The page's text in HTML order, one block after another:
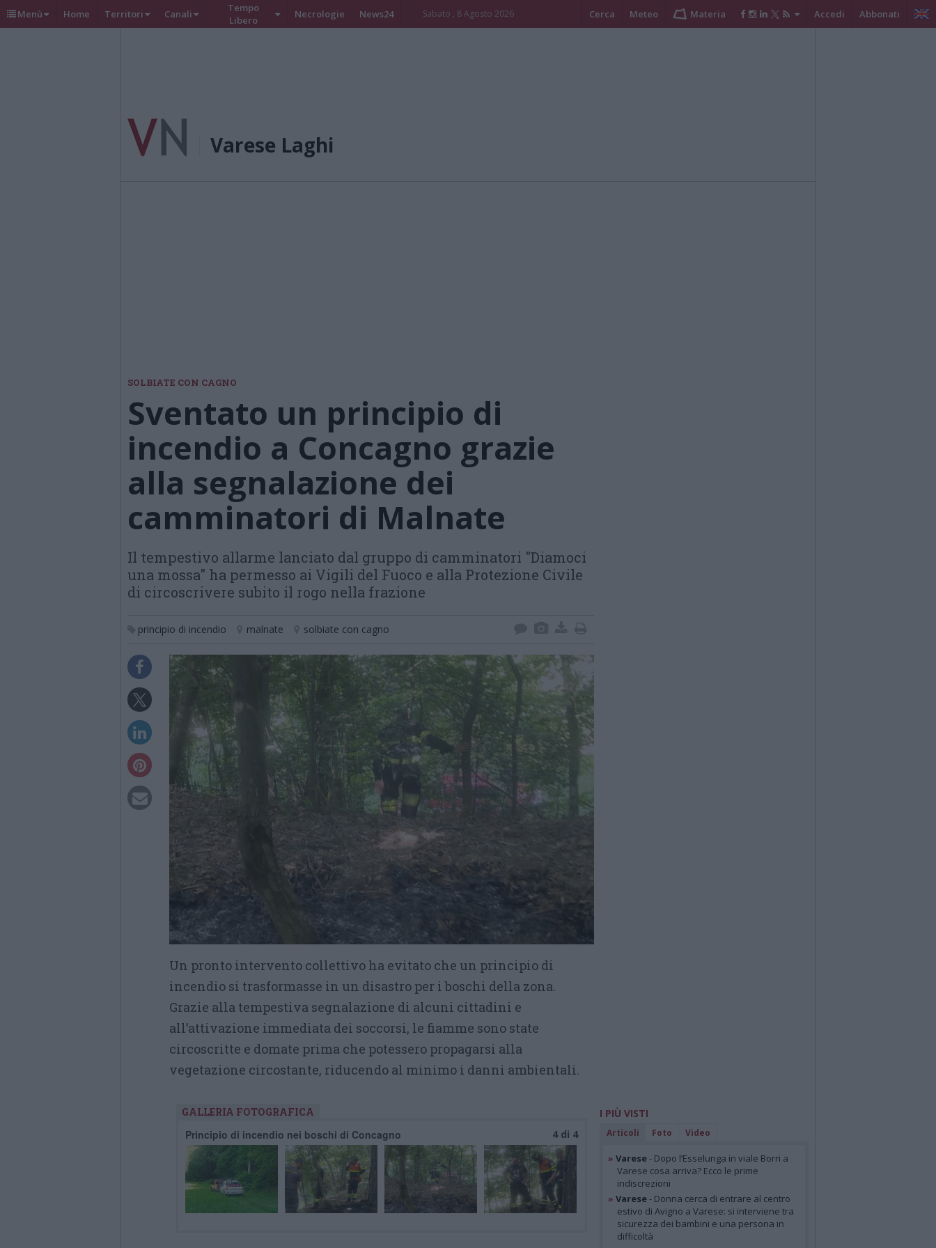
Menù Home Territori Canali
Tempo
Libero
Necrologie News24 Sabato , 8 Agosto 2026 Cerca Meteo Materia Accedi Abbonati
Varese Laghi
SOLBIATE CON CAGNO
Sventato un principio di
incendio a Concagno grazie
alla segnalazione dei
camminatori di Malnate
Il tempestivo allarme lanciato dal gruppo di camminatori "Diamoci
una mossa" ha permesso ai Vigili del Fuoco e alla Protezione Civile
di circoscrivere subito il rogo nella frazione
principio di incendio malnate solbiate con cagno
Un pronto intervento collettivo ha evitato che un principio di
incendio si trasformasse in un disastro per i boschi della zona.
Grazie alla tempestiva segnalazione di alcuni cittadini e
all’attivazione immediata dei soccorsi, le fiamme sono state
circoscritte e domate prima che potessero propagarsi alla
vegetazione circostante, riducendo al minimo i danni ambientali.
GALLERIA FOTOGRAFICA
Principio di incendio nei boschi di Concagno 4 di 4
I PIÙ VISTI
Articoli Foto Video
» Varese- Dopo l’Esselunga in viale Borri a
Varese cosa arriva? Ecco le prime
indiscrezioni
» Varese- Donna cerca di entrare al centro
estivo di Avigno a Varese: si interviene tra
sicurezza dei bambini e una persona in
difficoltà